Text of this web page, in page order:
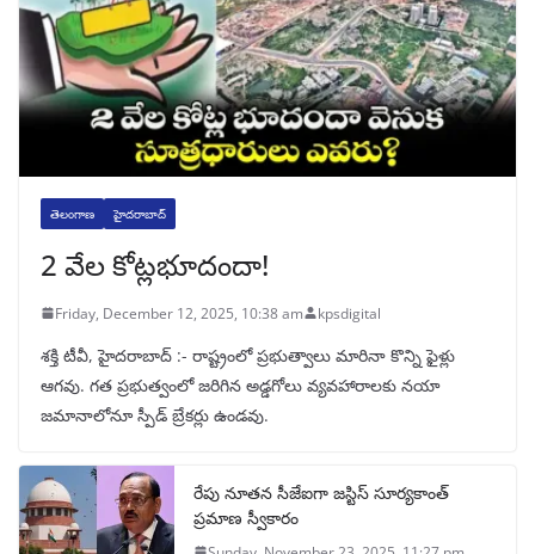
తెలంగాణ హైదరాబాద్
2 వేల కోట్లభూదందా!
Friday, December 12, 2025, 10:38 am kpsdigital
శక్తి టీవీ, హైదరాబాద్‌ :- రాష్ట్రంలో ప్రభుత్వాలు మారినా కొన్ని ఫైళ్లు
ఆగవు. గత ప్రభుత్వంలో జరిగిన అడ్డగోలు వ్యవహారాలకు నయా
జమానాలోనూ స్పీడ్‌ బ్రేకర్లు ఉండవు.
రేపు నూతన సీజేఐగా జస్టిస్ సూర్యకాంత్
ప్రమాణ స్వీకారం